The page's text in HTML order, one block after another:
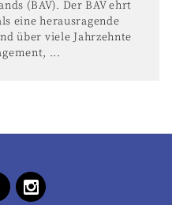
(BAV). Der BAV ehrt
eine herausragende
über viele Jahrzehnte
...